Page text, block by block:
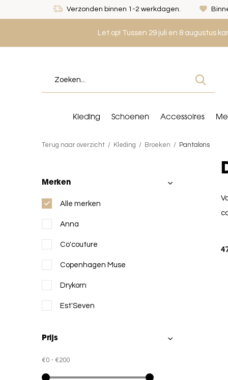
Let op! Tussen 29 juli en 8 augustus
Kleding Schoenen Accessoires
Verzonden binnen 1-2 werkdagen.
Terug naar overzicht Kleding Broeken Pantalons
Merken
Alle merken
Anna
Co'couture
Copenhagen Muse
Drykorn
Est'Seven
Prijs
€0 - €200